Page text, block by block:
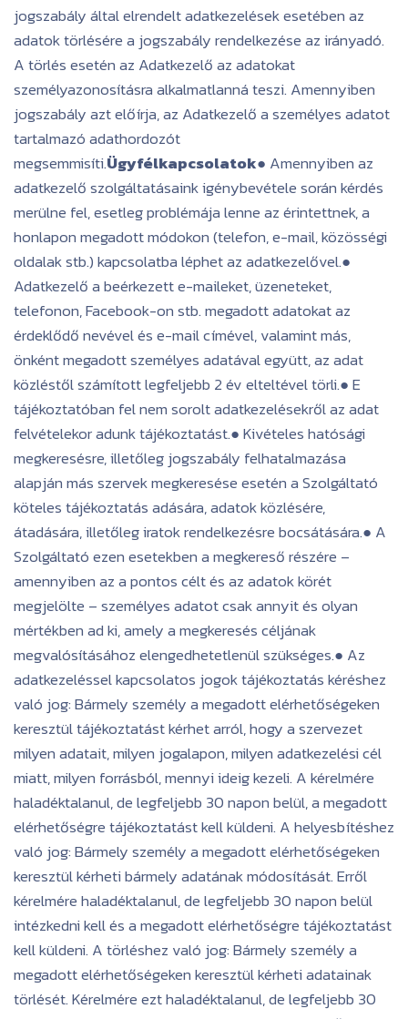
jogszabály által elrendelt adatkezelések esetében az
adatok törlésére a jogszabály rendelkezése az irányadó.
A törlés esetén az Adatkezelő az adatokat
személyazonosításra alkalmatlanná teszi. Amennyiben
jogszabály azt előírja, az Adatkezelő a személyes adatot
tartalmazó adathordozót
megsemmisíti.Ügyfélkapcsolatok● Amennyiben az
adatkezelő szolgáltatásaink igénybevétele során kérdés
merülne fel, esetleg problémája lenne az érintettnek, a
honlapon megadott módokon (telefon, e-mail, közösségi
oldalak stb.) kapcsolatba léphet az adatkezelővel.●
Adatkezelő a beérkezett e-maileket, üzeneteket,
telefonon, Facebook-on stb. megadott adatokat az
érdeklődő nevével és e-mail címével, valamint más,
önként megadott személyes adatával együtt, az adat
közléstől számított legfeljebb 2 év elteltével törli.● E
tájékoztatóban fel nem sorolt adatkezelésekről az adat
felvételekor adunk tájékoztatást.● Kivételes hatósági
megkeresésre, illetőleg jogszabály felhatalmazása
alapján más szervek megkeresése esetén a Szolgáltató
köteles tájékoztatás adására, adatok közlésére,
átadására, illetőleg iratok rendelkezésre bocsátására.● A
Szolgáltató ezen esetekben a megkereső részére –
amennyiben az a pontos célt és az adatok körét
megjelölte – személyes adatot csak annyit és olyan
mértékben ad ki, amely a megkeresés céljának
megvalósításához elengedhetetlenül szükséges.● Az
adatkezeléssel kapcsolatos jogok tájékoztatás kéréshez
való jog: Bármely személy a megadott elérhetőségeken
keresztül tájékoztatást kérhet arról, hogy a szervezet
milyen adatait, milyen jogalapon, milyen adatkezelési cél
miatt, milyen forrásból, mennyi ideig kezeli. A kérelmére
haladéktalanul, de legfeljebb 30 napon belül, a megadott
elérhetőségre tájékoztatást kell küldeni. A helyesbítéshez
való jog: Bármely személy a megadott elérhetőségeken
keresztül kérheti bármely adatának módosítását. Erről
kérelmére haladéktalanul, de legfeljebb 30 napon belül
intézkedni kell és a megadott elérhetőségre tájékoztatást
kell küldeni. A törléshez való jog: Bármely személy a
megadott elérhetőségeken keresztül kérheti adatainak
törlését. Kérelmére ezt haladéktalanul, de legfeljebb 30